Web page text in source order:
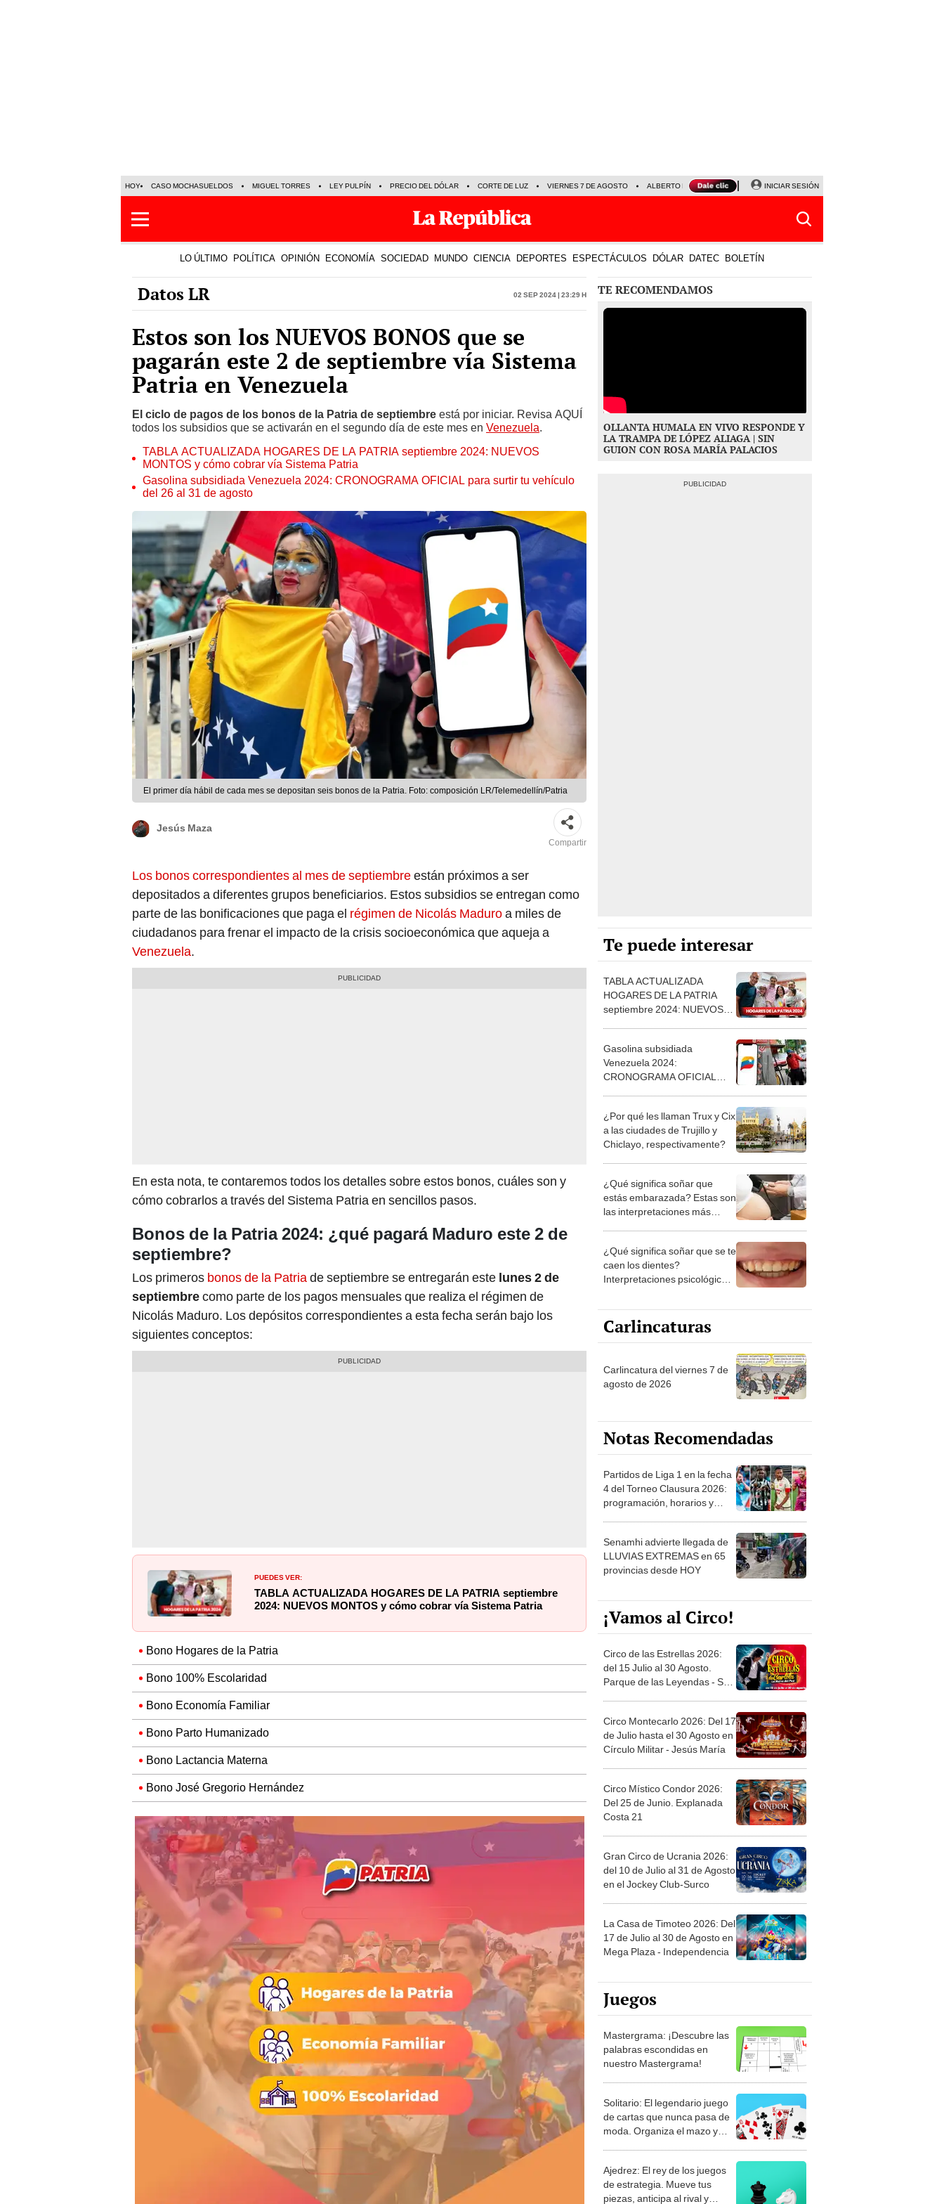
HOY CASO MOCHASUELDOS MIGUEL TORRES LEY PULPÍN PRECIO DEL DÓLAR CORTE DE LUZ VIERNES 7 DE AGOSTO ALBERTO BENAVIDES NALDY SALDAÑA
INICIAR SESIÓN
LO ÚLTIMO POLÍTICA OPINIÓN ECONOMÍA SOCIEDAD MUNDO CIENCIA DEPORTES ESPECTÁCULOS DÓLAR DATEC BOLETÍN
Datos LR 02 Sep 2024 | 23:29 h
Estos son los NUEVOS BONOS que se
pagarán este 2 de septiembre vía Sistema
Patria en Venezuela
El ciclo de pagos de los bonos de la Patria de septiembre está por iniciar. Revisa AQUÍ
todos los subsidios que se activarán en el segundo día de este mes en Venezuela.
TABLA ACTUALIZADA HOGARES DE LA PATRIA septiembre 2024: NUEVOS
MONTOS y cómo cobrar vía Sistema Patria
Gasolina subsidiada Venezuela 2024: CRONOGRAMA OFICIAL para surtir tu vehículo
del 26 al 31 de agosto
El primer día hábil de cada mes se depositan seis bonos de la Patria. Foto: composición LR/Telemedellín/Patria
Jesús Maza
Compartir
Los bonos correspondientes al mes de septiembreestán próximos a ser
depositados a diferentes grupos beneficiarios. Estos subsidios se entregan como
parte de las bonificaciones que paga el régimen de Nicolás Maduroa miles de
ciudadanos para frenar el impacto de la crisis socioeconómica que aqueja a
Venezuela.
En esta nota, te contaremos todos los detalles sobre estos bonos, cuáles son y
cómo cobrarlos a través del Sistema Patria en sencillos pasos.
Bonos de la Patria 2024: ¿qué pagará Maduro este 2 de
septiembre?
Los primeros bonos de la Patriade septiembre se entregarán este lunes 2 de
septiembrecomo parte de los pagos mensuales que realiza el régimen de
Nicolás Maduro. Los depósitos correspondientes a esta fecha serán bajo los
siguientes conceptos:
PUEDES VER:
TABLA ACTUALIZADA HOGARES DE LA PATRIA septiembre
2024: NUEVOS MONTOS y cómo cobrar vía Sistema Patria
Bono Hogares de la Patria
Bono 100% Escolaridad
Bono Economía Familiar
Bono Parto Humanizado
Bono Lactancia Materna
Bono José Gregorio Hernández
TE RECOMENDAMOS
OLLANTA HUMALA EN VIVO RESPONDE Y
LA TRAMPA DE LÓPEZ ALIAGA | SIN
GUION CON ROSA MARÍA PALACIOS
Te puede interesar
TABLA ACTUALIZADA
HOGARES DE LA PATRIA
septiembre 2024: NUEVOS
Gasolina subsidiada
Venezuela 2024:
CRONOGRAMA OFICIAL
¿Por qué les llaman Trux y Cix
a las ciudades de Trujillo y
Chiclayo, respectivamente?
¿Qué significa soñar que
estás embarazada? Estas son
las interpretaciones más
¿Qué significa soñar que se te
caen los dientes?
Interpretaciones psicológicas
Carlincaturas
Carlincatura del viernes 7 de
agosto de 2026
Notas Recomendadas
Partidos de Liga 1 en la fecha
4 del Torneo Clausura 2026:
programación, horarios y
Senamhi advierte llegada de
LLUVIAS EXTREMAS en 65
provincias desde HOY
¡Vamos al Circo!
Circo de las Estrellas 2026:
del 15 Julio al 30 Agosto.
Parque de las Leyendas - San
Circo Montecarlo 2026: Del 17
de Julio hasta el 30 Agosto en
Círculo Militar - Jesús María
Circo Místico Condor 2026:
Del 25 de Junio. Explanada
Costa 21
Gran Circo de Ucrania 2026:
del 10 de Julio al 31 de Agosto
en el Jockey Club-Surco
La Casa de Timoteo 2026: Del
17 de Julio al 30 de Agosto en
Mega Plaza - Independencia
Juegos
Mastergrama: ¡Descubre las
palabras escondidas en
nuestro Mastergrama!
Solitario: El legendario juego
de cartas que nunca pasa de
moda. Organiza el mazo y
Ajedrez: El rey de los juegos
de estrategia. Mueve tus
piezas, anticipa al rival y